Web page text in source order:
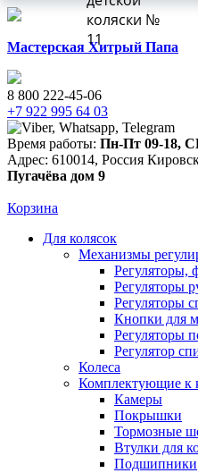
Мастерская Хитрый Папа
8 800 222-45-06
+7 922 995 64 03
Время работы: Пн-Пт 09-18,
Адрес: 610014, Россия
Пугачёва дом 9
Корзина
Для колясок
Механизмы
Регуляторы,
Регуляторы
Регуляторы
Кнопки для
Регуляторы
Регулятор
Колеса
Комплектующие к
Камеры
Покрышки
Тормозные
Втулки для
Подшипники
коляски №
11